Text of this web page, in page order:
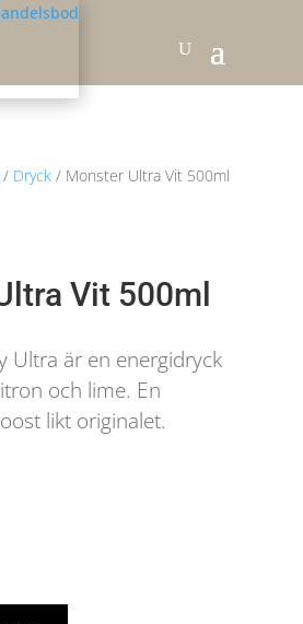
Dryck/ Monster Ultra Vit 500ml
Vit 500ml
Ultra är en energidryck
och lime. En
likt originalet.